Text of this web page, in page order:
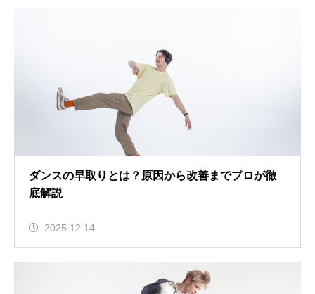
ダンスの早取りとは？原因から改善までプロが徹
底解説
2025.12.14